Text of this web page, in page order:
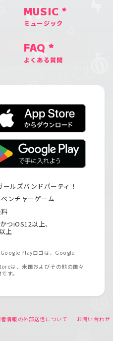
MUSIC
ミュージック
FAQ
よくある質問
ルズバンドパーティ！
ンチャーゲーム
つiOS12以上、
上
Playロゴは、Google
は、米国およびその他の国々
す。
情報の外部送信について お問い合わせ